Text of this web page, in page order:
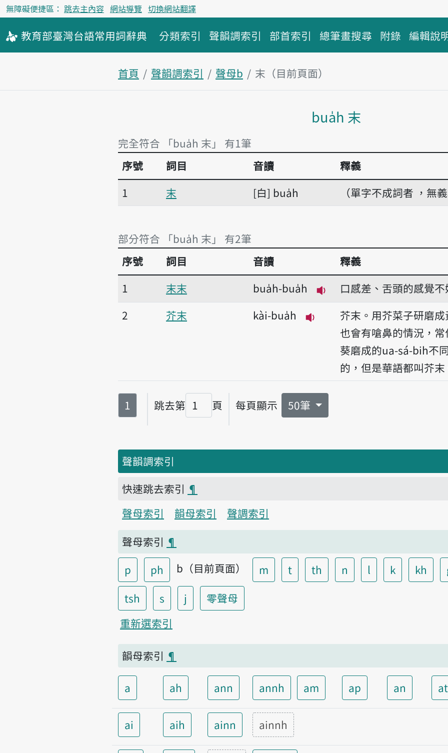
無障礙便捷區： 跳去主內容 網站導覽 切換網站翻譯
教育部臺灣台語常用詞辭典 分類索引 聲韻調索引 部首索引 總筆畫搜尋 附錄 編輯說
首頁 聲韻調索引 聲母b
末（目前頁面）
bua̍h 末
完全符合 「bua̍h 末」 有1筆
完全符合 「bua̍h 末」 有1筆
序號 詞目 音讀
釋義
1
末 白 bua̍h （單字不成詞者 ，無義
部分符合 「bua̍h 末」 有2筆
部分符合 「bua̍h 末」 有2筆
序號 詞目 音讀
釋義
1
末末
bua̍h-bua̍h
播放音讀bua̍h-bua̍h
口感差、舌頭的感覺不
2
芥末
kài-bua̍h
播放音讀kài-bua̍h
芥末。用芥菜子研磨
也會有嗆鼻的情況，
葵磨成的ua-sá-bih不
的，但是華語都叫芥末
第
1 跳去第
頁碼
頁 每頁顯示 50筆
聲韻調索引
快速跳去索引 ¶
聲母索引
韻母索引
聲調索引
聲母索引 ¶
p
ph b（目前頁面） m t th n l k kh
tsh
s j
零聲母
重新選索引
韻母索引 ¶
a ah ann annh am ap an at
ai aih ainn ainnh